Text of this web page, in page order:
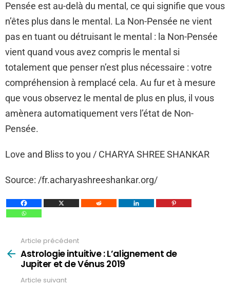
Pensée est au-delà du mental, ce qui signifie que vous
n’êtes plus dans le mental. La Non-Pensée ne vient
pas en tuant ou détruisant le mental : la Non-Pensée
vient quand vous avez compris le mental si
totalement que penser n’est plus nécessaire : votre
compréhension à remplacé cela. Au fur et à mesure
que vous observez le mental de plus en plus, il vous
amènera automatiquement vers l’état de Non-
Pensée.
Love and Bliss to you / CHARYA SHREE SHANKAR
Source: /fr.acharyashreeshankar.org/
plus
Article précédent
Astrologie intuitive : L’alignement de
Jupiter et de Vénus 2019
Article suivant